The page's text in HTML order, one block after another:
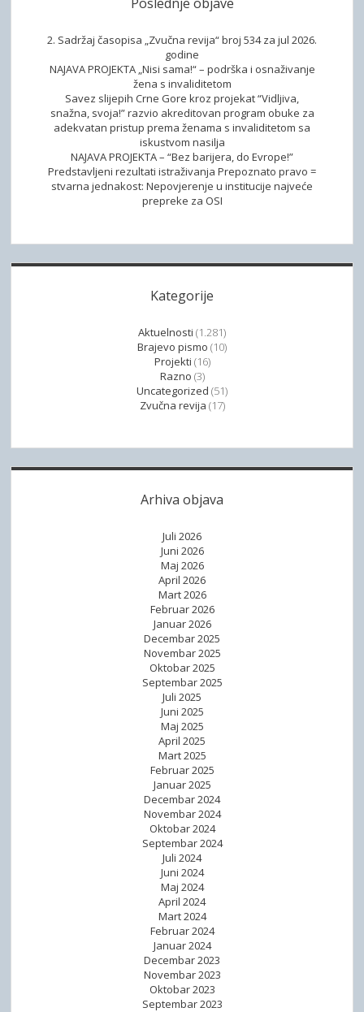
E
N
I
N
G
U
2. Sadržaj časopisa „Zvučna revija“ broj 534 za jul 2026.
godine
NAJAVA PROJEKTA „Nisi sama!“ – podrška i osnaživanje
žena s invaliditetom
Savez slijepih Crne Gore kroz projekat “Vidljiva,
snažna, svoja!” razvio akreditovan program obuke za
adekvatan pristup prema ženama s invaliditetom sa
iskustvom nasilja
NAJAVA PROJEKTA – “Bez barijera, do Evrope!”
Predstavljeni rezultati istraživanja Prepoznato pravo =
stvarna jednakost: Nepovjerenje u institucije najveće
prepreke za OSI
Kategorije
Aktuelnosti (1.281)
Brajevo pismo (10)
Projekti (16)
Razno (3)
Uncategorized (51)
Zvučna revija (17)
Arhiva objava
Juli 2026
Juni 2026
Maj 2026
April 2026
Mart 2026
Februar 2026
Januar 2026
Decembar 2025
Novembar 2025
Oktobar 2025
Septembar 2025
Juli 2025
Juni 2025
Maj 2025
April 2025
Mart 2025
Februar 2025
Januar 2025
Decembar 2024
Novembar 2024
Oktobar 2024
Septembar 2024
Juli 2024
Juni 2024
Maj 2024
April 2024
Mart 2024
Februar 2024
Januar 2024
Decembar 2023
Novembar 2023
Oktobar 2023
Septembar 2023